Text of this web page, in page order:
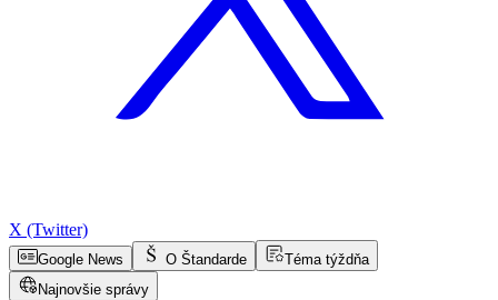
X (Twitter)
Google News O Štandarde
Téma týždňa
Najnovšie správy